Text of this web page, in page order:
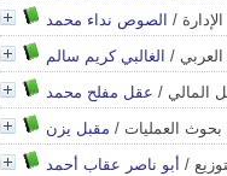
/ الصوص نداء محمد
/ الغالبي كريم سالم
المالي / عقل مفلح محمد
العمليات / مقبل يزن
/ أبو ناصر عقاب أحمد